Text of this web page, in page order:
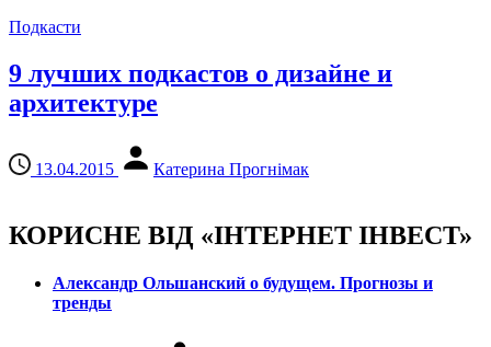
Подкасти
9 лучших подкастов о дизайне и
архитектуре
13.04.2015 Катерина Прогнімак
КОРИСНЕ ВІД «ІНТЕРНЕТ ІНВЕСТ»
Александр Ольшанский о будущем. Прогнозы и
тренды